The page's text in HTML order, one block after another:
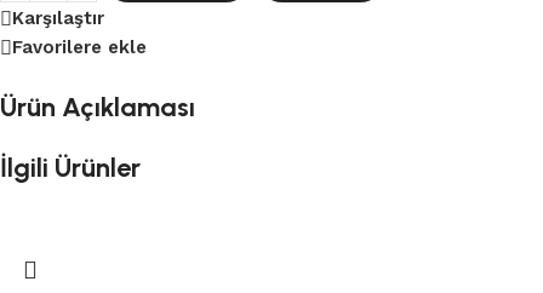
Karşılaştır
Favorilere ekle
Ürün Açıklaması
İlgili Ürünler